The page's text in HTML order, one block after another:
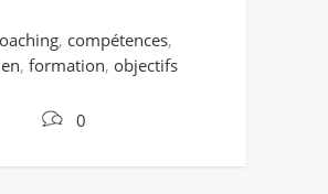
, compétences,
, formation, objectifs
0